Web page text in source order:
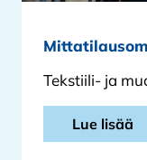
Tekstiili- ja
Lue lisää